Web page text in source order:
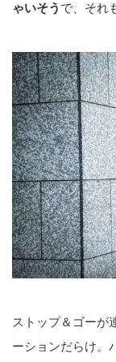
ゃいそう で、それ
ストップ＆ゴーが
ーションだらけ。